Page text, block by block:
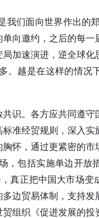
们面向世界作出的
向邀约，之后的每
加速演进，逆全球
。越是在这样的情况
识。各方应共同遵
准经贸规则，深入
怀，通过更紧密的
，包括实施单边开放
真正把中国大市场变
边贸易体制，支持发
组织《促进发展的